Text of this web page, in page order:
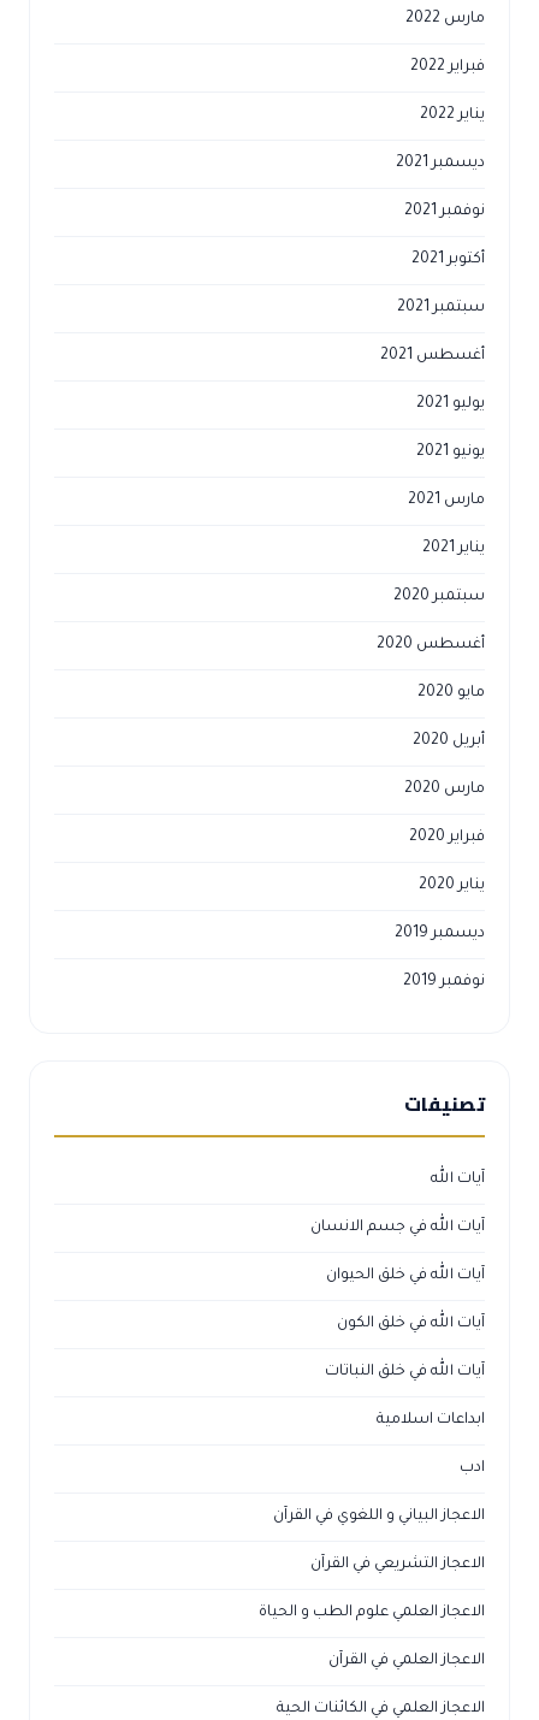
مارس 2022
فبراير 2022
يناير 2022
ديسمبر 2021
نوفمبر 2021
أكتوبر 2021
سبتمبر 2021
أغسطس 2021
يوليو 2021
يونيو 2021
مارس 2021
يناير 2021
سبتمبر 2020
أغسطس 2020
مايو 2020
أبريل 2020
مارس 2020
فبراير 2020
يناير 2020
ديسمبر 2019
نوفمبر 2019
تصنيفات
آيات الله
آيات الله في جسم الانسان
آيات الله في خلق الحيوان
آيات الله في خلق الكون
آيات الله في خلق النباتات
ابداعات اسلامية
ادب
الاعجاز البياني و اللغوي في القرآن
الاعجاز التشريعي في القرآن
الاعجاز العلمي علوم الطب و الحياة
الاعجاز العلمي في القرآن
الاعجاز العلمي في الكائنات الحية